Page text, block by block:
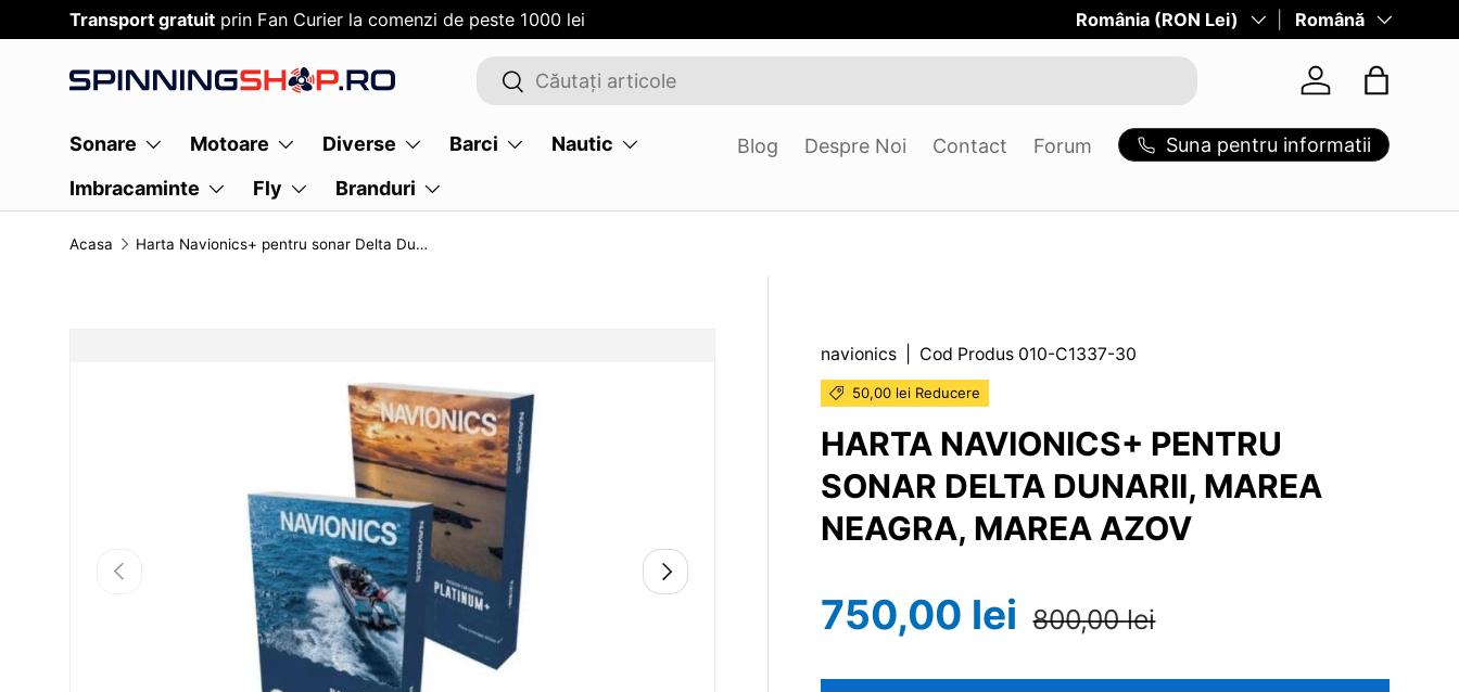
SARI PESTE CONTENT
Transport gratuit prin Fan Curier la comenzi de peste 1000 lei Tara/Regiune
România (RON Lei) LimbaRomână
CautaCauta
Log in
Sonare Motoare Diverse Barci
Nautic
Imbracaminte
Fly Branduri
Blog Despre Noi Contact Forum Suna pentru informatii
Acasa Harta Navionics+ pentru sonar Delta Dunarii, Marea Neagra, Marea Azov
navionics Cod Produs 010-C1337-30
50,00 lei Reducere
HARTA NAVIONICS+ PENTRU
SONAR DELTA DUNARII, MAREA
NEAGRA, MAREA AZOV
750,00 lei 800,00 lei